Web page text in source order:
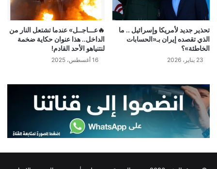
تحذير جديد لأمريكا وإسرائيل .. ما
الذي تقصده إيران بـ«الحسابات
الخاطئة»؟
23 يناير، 2026
🔥عـــاجــل» عندما تشتعل النار من
الداخل.. هذا عنوان حكاية ضخمة
لنتنياهو الأحد القادم!
16 أغسطس، 2025